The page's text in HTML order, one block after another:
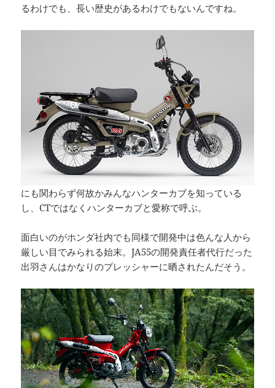
るわけでも、長い歴史があるわけでもないんですね。
にも関わらず何故かみんなハンターカブを知っている
し、CTではなくハンターカブと愛称で呼ぶ。
面白いのがホンダ社内でも同様で開発中は色んな人から
厳しい目でみられる始末。JA55の開発責任者代行だった
出羽さんはかなりのプレッシャーに晒されたんだそう。